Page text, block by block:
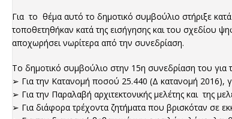
Για το θέμα αυτό το δημοτικό συμβούλιο στήριξε
τοποθετηθήκαν κατά της εισήγησης και του σχεδίου
αποχωρήσει νωρίτερα από την συνεδρίαση.
Το δημοτικό συμβούλιο στην 15η συνεδρίαση του για
➢ Για την Κατανομή ποσού 25.440 (Δ κατανομή 2016),
➢ Για την Παραλαβή αρχιτεκτονικής μελέτης και
➢ Για διάφορα τρέχοντα ζητήματα που βρισκόταν σε